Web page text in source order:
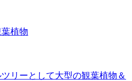
植物
リーとして大型の観葉植物＆